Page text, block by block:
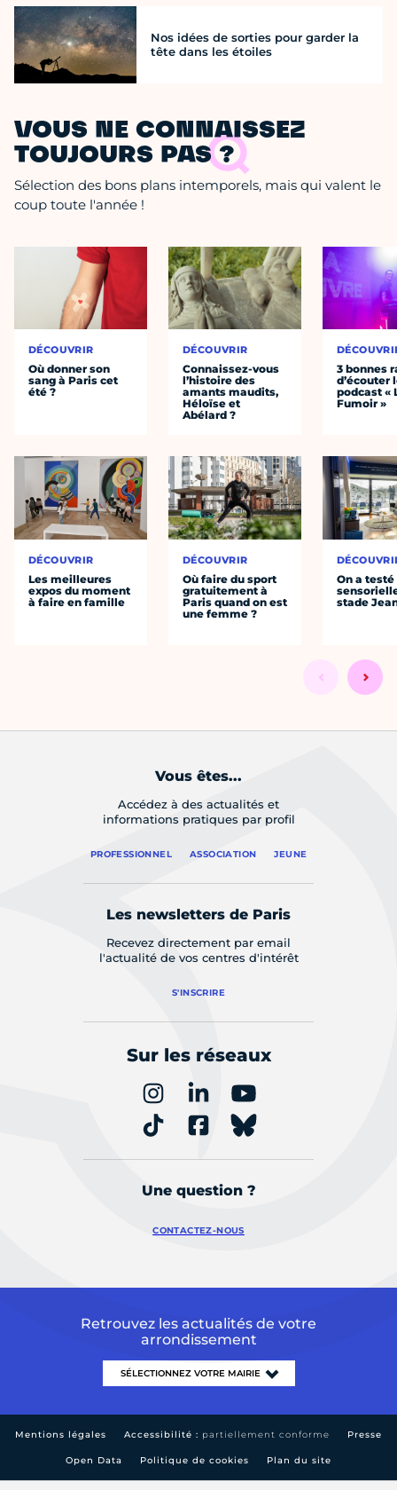
Nos idées de sorties pour garder la
tête dans les étoiles
VOUS NE CONNAISSEZ
TOUJOURS PAS ?
Sélection des bons plans intemporels, mais qui valent le
coup toute l'année !
DÉCOUVRIR
Où donner son
sang à Paris cet
été ?
DÉCOUVRIR
Les meilleures
expos du moment
à faire en famille
DÉCOUVRIR
Connaissez-vous
l’histoire des
amants maudits,
Héloïse et
Abélard ?
DÉCOUVRIR
Où faire du sport
gratuitement à
Paris quand on est
une femme ?
3 bonnes
d’écouter
podcast «
Fumoir »
On a
stade
Vous êtes...
Accédez à des actualités et
informations pratiques par profil
PROFESSIONNEL ASSOCIATION JEUNE
Les newsletters de Paris
Recevez directement par email
l'actualité de vos centres d'intérêt
S'INSCRIRE
Sur les réseaux
Une question ?
CONTACTEZ-NOUS
Retrouvez les actualités de votre
arrondissement
Mentions légales Accessibilité : partiellement conforme Presse
Open Data Politique de cookies Plan du site